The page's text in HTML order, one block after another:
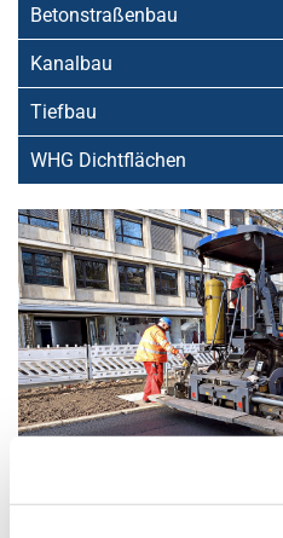
Betonstraßenbau
Kanalbau
Tiefbau
WHG Dichtflächen